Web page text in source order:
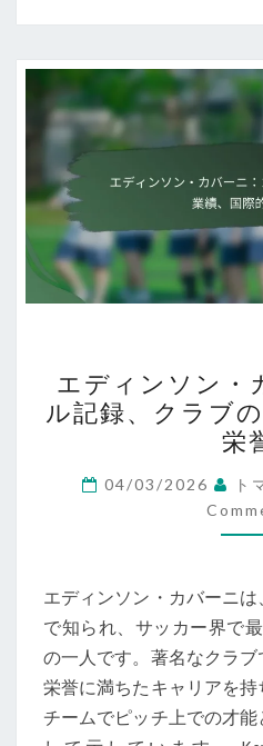
ー
エディンソン・
ル記録、クラブ
栄
04/03/2026 ト
エディンソン・カバーニ
で知られ、サッカー界で
の一人です。著名なクラ
栄誉に満ちたキャリアを
チームでピッチ上での才